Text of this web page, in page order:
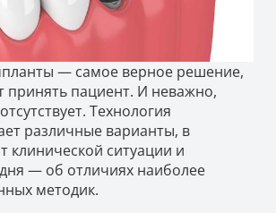
— самое верное решение,
принять пациент. И неважно,
Технология
различные варианты, в
клинической ситуации и
— об отличиях наиболее
методик.